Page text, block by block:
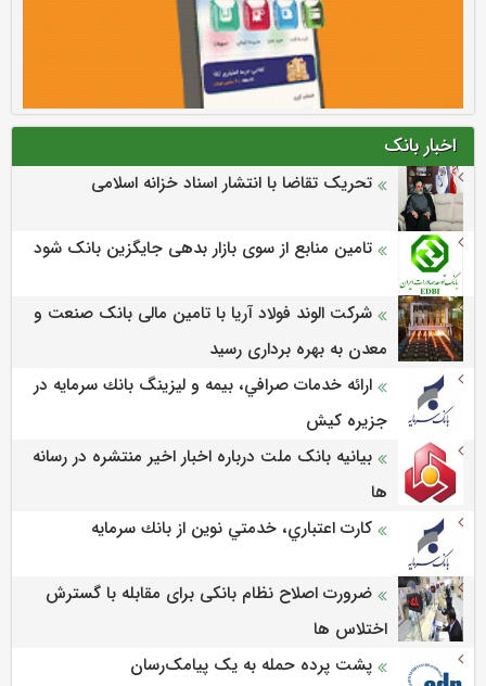
اخبار بانک
تحریک تقاضا با انتشار اسناد خزانه اسلامی
تامین منابع از سوی بازار بدهی جایگزین بانک شود
شرکت الوند فولاد آریا با تامین مالی بانک صنعت و
معدن به بهره برداری رسید
ارائه خدمات صرافي، بيمه و ليزينگ بانك سرمايه در
جزيره كيش
بیانیه بانک ملت درباره اخبار اخیر منتشره در رسانه
ها
كارت اعتباري، خدمتي نوين از بانك سرمايه
ضرورت اصلاح نظام بانکی برای مقابله با گسترش
اختلاس ها
پشت پرده حمله به یک پیامک‌رسان